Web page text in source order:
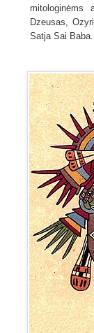
mitologinėms
Dzeusas,
Satja Sai Baba.